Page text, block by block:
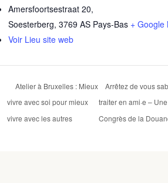
Amersfoortsestraat 20,
Soesterberg, 3769 AS Pays-Bas + Google
Voir Lieu site web
Atelier à Bruxelles : Mieux
vivre avec soi pour mieux
vivre avec les autres
Arrêtez de vous
traiter en ami·e –
Congrès de la